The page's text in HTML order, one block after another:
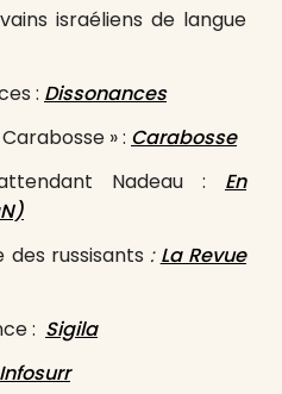
israéliens de langue
: Dissonances
» : Carabosse
Nadeau : En
des russisants : La Revue
: Sigila
Infosurr